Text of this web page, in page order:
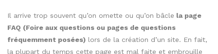
Il arrive trop souvent qu’on omette ou qu’on bâcle la page
FAQ (Foire aux questions ou pages de questions
fréquemment posées) lors de la création d’un site. En fait,
la plupart du temps cette page est mal faite et embrouille